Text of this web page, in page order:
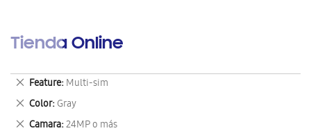
Tienda Online
Feature Multi-sim
Eliminar
este
artículo
Color Gray
Eliminar
este
Camara 24MP o más
Eliminar